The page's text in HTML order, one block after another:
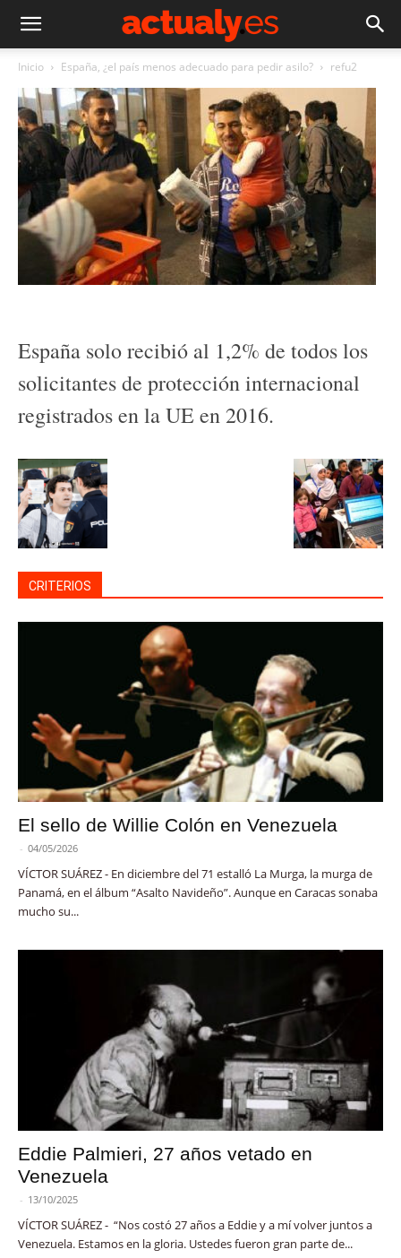
Inicio España, ¿el país menos adecuado para pedir asilo? refu2
España solo recibió al 1,2% de todos los
solicitantes de protección internacional
registrados en la UE en 2016.
CRITERIOS
El sello de Willie Colón en Venezuela
- 04/05/2026
VÍCTOR SUÁREZ - En diciembre del 71 estalló La Murga, la murga de
Panamá, en el álbum “Asalto Navideño”. Aunque en Caracas sonaba
mucho su...
Eddie Palmieri, 27 años vetado en
Venezuela
- 13/10/2025
VÍCTOR SUÁREZ - “Nos costó 27 años a Eddie y a mí volver juntos a
Venezuela. Estamos en la gloria. Ustedes fueron gran parte de...